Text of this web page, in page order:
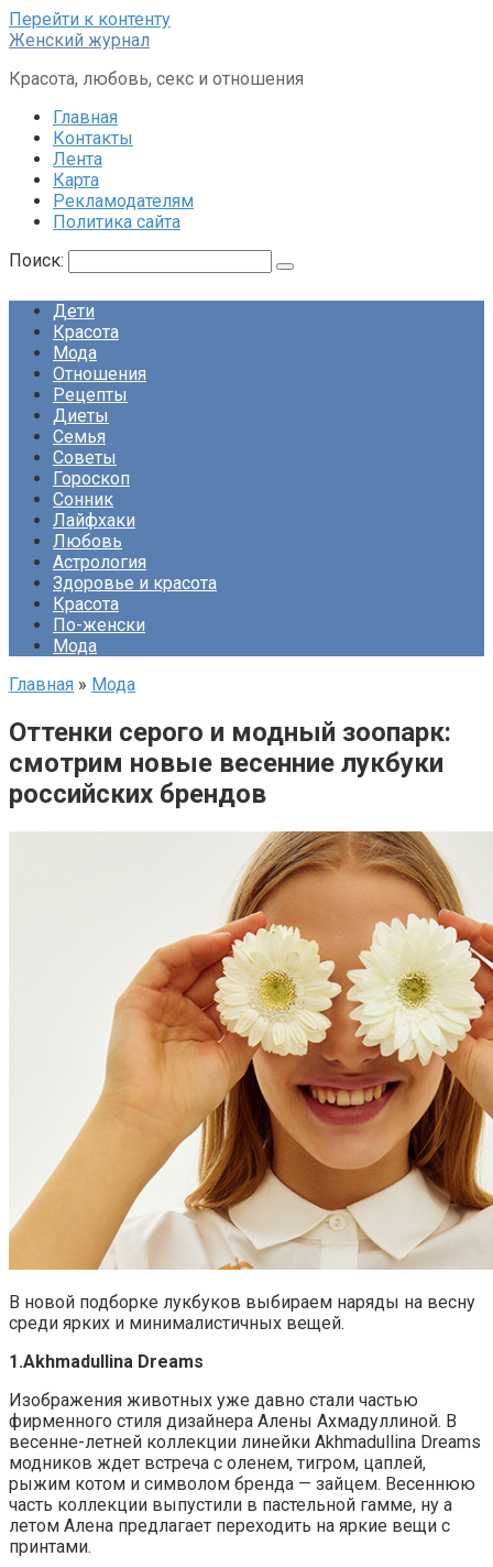
Перейти к контенту
Женский журнал
Красота, любовь, секс и отношения
Главная
Контакты
Лента
Карта
Рекламодателям
Политика сайта
Поиск:
Дети
Красота
Мода
Отношения
Рецепты
Диеты
Семья
Советы
Гороскоп
Сонник
Лайфхаки
Любовь
Астрология
Здоровье и красота
Красота
По-женски
Мода
Главная » Мода
Оттенки серого и модный зоопарк:
смотрим новые весенние лукбуки
российских брендов
В новой подборке лукбуков выбираем наряды на весну
среди ярких и минималистичных вещей.
1.Akhmadullina Dreams
Изображения животных уже давно стали частью
фирменного стиля дизайнера Алены Ахмадуллиной. В
весенне-летней коллекции линейки Akhmadullina Dreams
модников ждет встреча с оленем, тигром, цаплей,
рыжим котом и символом бренда — зайцем. Весеннюю
часть коллекции выпустили в пастельной гамме, ну а
летом Алена предлагает переходить на яркие вещи с
принтами.